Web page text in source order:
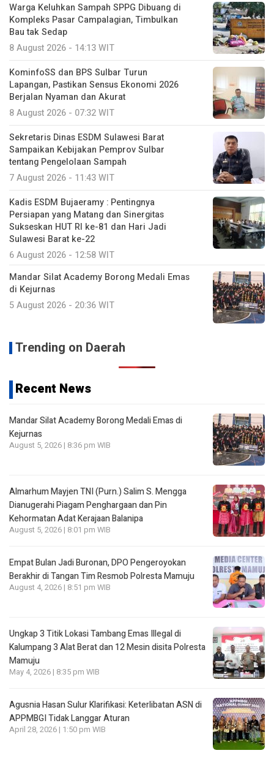
Warga Keluhkan Sampah SPPG Dibuang di
Kompleks Pasar Campalagian, Timbulkan
Bau tak Sedap
8 August 2026 - 14:13 WIT
KominfoSS dan BPS Sulbar Turun
Lapangan, Pastikan Sensus Ekonomi 2026
Berjalan Nyaman dan Akurat
8 August 2026 - 07:32 WIT
Sekretaris Dinas ESDM Sulawesi Barat
Sampaikan Kebijakan Pemprov Sulbar
tentang Pengelolaan Sampah
7 August 2026 - 11:43 WIT
Kadis ESDM Bujaeramy : Pentingnya
Persiapan yang Matang dan Sinergitas
Sukseskan HUT RI ke-81 dan Hari Jadi
Sulawesi Barat ke-22
6 August 2026 - 12:58 WIT
Mandar Silat Academy Borong Medali Emas
di Kejurnas
5 August 2026 - 20:36 WIT
Trending on Daerah
Recent News
Mandar Silat Academy Borong Medali Emas di
Kejurnas
August 5, 2026 | 8:36 pm WIB
Almarhum Mayjen TNI (Purn.) Salim S. Mengga
Dianugerahi Piagam Penghargaan dan Pin
Kehormatan Adat Kerajaan Balanipa
August 5, 2026 | 8:01 pm WIB
Empat Bulan Jadi Buronan, DPO Pengeroyokan
Berakhir di Tangan Tim Resmob Polresta Mamuju
August 4, 2026 | 8:51 pm WIB
Ungkap 3 Titik Lokasi Tambang Emas Illegal di
Kalumpang 3 Alat Berat dan 12 Mesin disita Polresta
Mamuju
May 4, 2026 | 8:35 pm WIB
Agusnia Hasan Sulur Klarifikasi: Keterlibatan ASN di
APPMBGI Tidak Langgar Aturan
April 28, 2026 | 1:50 pm WIB